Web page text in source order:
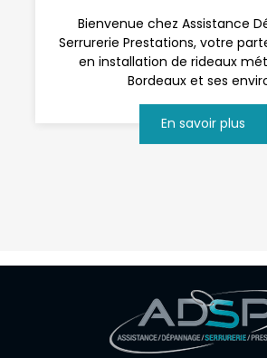
Bienvenue chez Assistance
Serrurerie Prestations, votre
en installation de rideaux
Bordeaux et ses
En savoir plus